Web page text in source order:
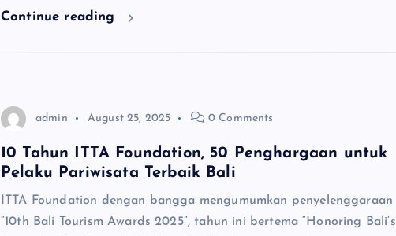
Continue reading
admin August 25, 2025 0 Comments
10 Tahun ITTA Foundation, 50 Penghargaan untuk
Pelaku Pariwisata Terbaik Bali
ITTA Foundation dengan bangga mengumumkan penyelenggaraan
“10th Bali Tourism Awards 2025”, tahun ini bertema “Honoring Bali’s